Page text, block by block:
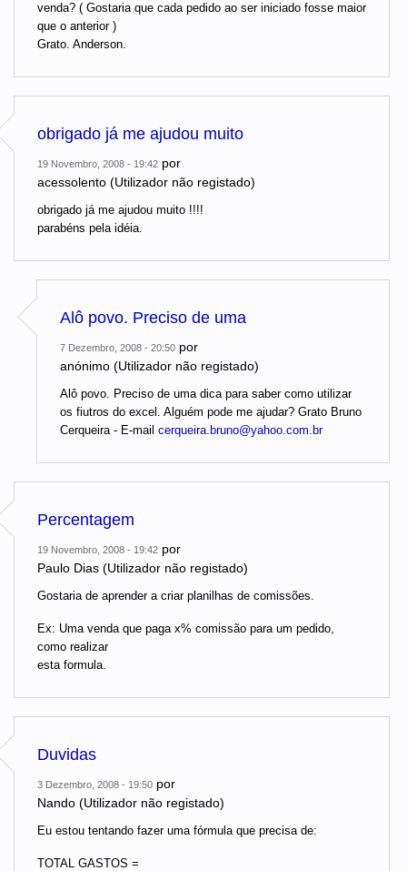
venda? ( Gostaria que cada pedido ao ser iniciado fosse maior
que o anterior )
Grato. Anderson.
obrigado já me ajudou muito
19 Novembro, 2008 - 19:42 por
acessolento (Utilizador não registado)
obrigado já me ajudou muito !!!!
parabéns pela idéia.
Alô povo. Preciso de uma
7 Dezembro, 2008 - 20:50 por
anónimo (Utilizador não registado)
Alô povo. Preciso de uma dica para saber como utilizar
os fiutros do excel. Alguém pode me ajudar? Grato Bruno
Cerqueira - E-mail cerqueira.bruno@yahoo.com.br
Percentagem
19 Novembro, 2008 - 19:42 por
Paulo Dias (Utilizador não registado)
Gostaria de aprender a criar planilhas de comissões.
Ex: Uma venda que paga x% comissão para um pedido,
como realizar
esta formula.
Duvidas
3 Dezembro, 2008 - 19:50 por
Nando (Utilizador não registado)
Eu estou tentando fazer uma fórmula que precisa de:
TOTAL GASTOS =